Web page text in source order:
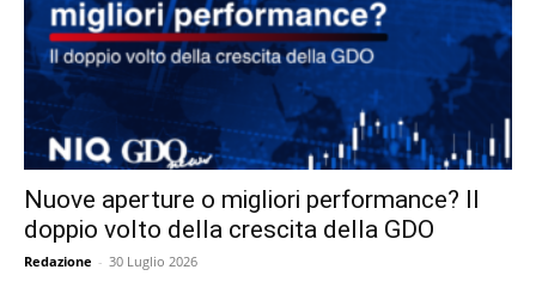
Nuove aperture o migliori performance? Il
doppio volto della crescita della GDO
Redazione - 30 Luglio 2026